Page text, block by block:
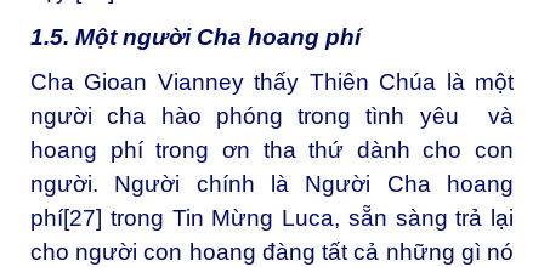
1.5. Một người Cha hoang phí
Cha Gioan Vianney thấy Thiên Chúa là một
người cha hào phóng trong tình yêu và
hoang phí trong ơn tha thứ dành cho con
người. Người chính là Người Cha hoang
phí[27] trong Tin Mừng Luca, sẵn sàng trả lại
cho người con hoang đàng tất cả những gì nó